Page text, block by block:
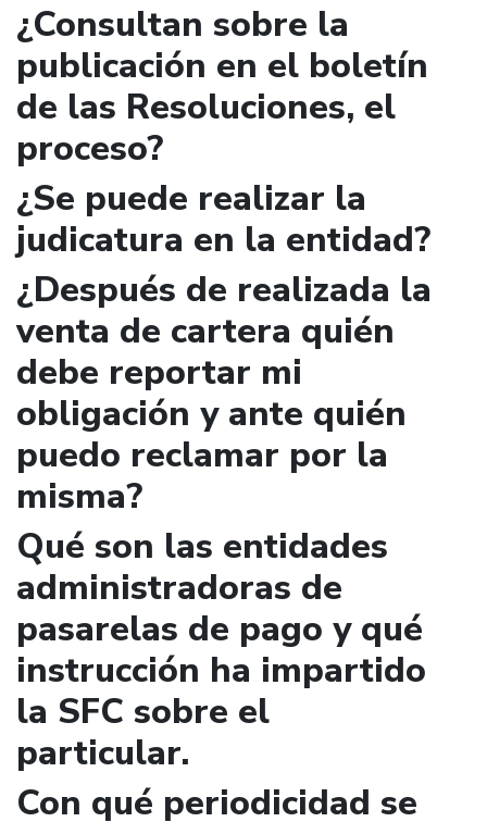
¿Consultan sobre la
publicación en el boletín
de las Resoluciones, el
proceso?
¿Se puede realizar la
judicatura en la entidad?
¿Después de realizada la
venta de cartera quién
debe reportar mi
obligación y ante quién
puedo reclamar por la
misma?
Qué son las entidades
administradoras de
pasarelas de pago y qué
instrucción ha impartido
la SFC sobre el
particular.
Con qué periodicidad se